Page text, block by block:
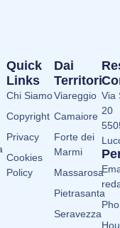
Dai
Territori
Viareggio
Camaiore
Forte dei
Marmi
Massarosa
Pietrasanta
Seravezza
Quick
Links
Chi Siamo
Copyright
Privacy
Cookies
Policy
Via
20